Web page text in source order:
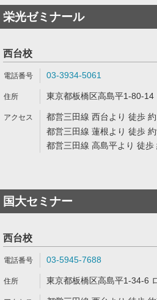
栄光ゼミナール
西台校
03-3934-5061
東京都板橋区高島平1-80-14
都営三田線 西台より 徒歩
都営三田線 蓮根より 徒歩
都営三田線 高島平より 徒歩
国大セミナー
西台校
03-5945-7688
東京都板橋区高島平1-34-6